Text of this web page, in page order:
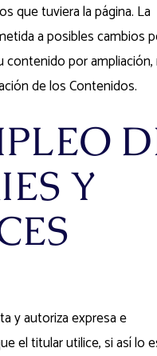
que tuviera la página. La
a posibles cambios
contenido por ampliación,
de los Contenidos.
Y
y autoriza expresa e
el titular utilice, si así lo